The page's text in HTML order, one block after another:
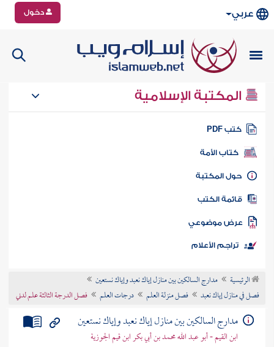
عربي دخول
المكتبة الإسلامية
كتب PDF
كتاب الأمة
المكتبة
الكتب
موضوعي
تراجم الأعلام
الرئيسية
مدارج السالكين بين منازل إياك نعبد وإياك نستعين
فصل في منازل إياك نعبد
فصل منزلة العلم درجات العلم فصل الدرجة الثالثة علم لدني
مدارج السالكين بين منازل إياك نعبد وإياك نستعين
ابن القيم - أبو عبد الله محمد بن أبي بكر ابن قيم الجوزية